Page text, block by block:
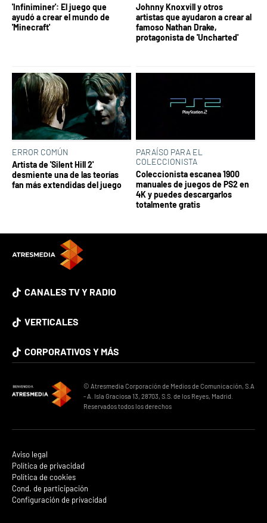
'Infiniminer': El juego que
ayudó a crear el mundo de
'Minecraft'
Johnny Knoxvill y otros
artistas que ayudaron a crear al
famoso Nathan Drake,
protagonista de 'Uncharted'
ERROR COMÚN
Artista de 'Silent Hill 2'
desmiente una de las teorías
fan más extendidas del juego
PARAÍSO PARA EL
COLECCIONISTA
Coleccionista escanea 1900
manuales de juegos de PS2 en
4K y puedes descargarlos
totalmente gratis
CANALES TV Y RADIO
VERTICALES
CORPORATIVOS Y MÁS
© Atresmedia Corporación de Medios de Comunicación, S.A
- A. Isla Graciosa 13, 28703, S.S. de los Reyes, Madrid.
Reservados todos los derechos
Aviso legal
Política de privacidad
Política de cookies
Cond. de participación
Configuración de privacidad